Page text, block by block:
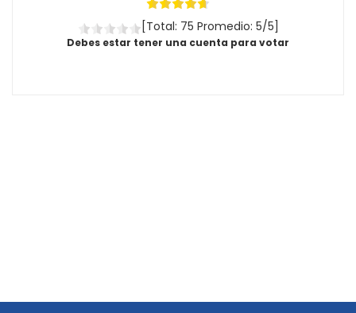
[Total: 75 Promedio: 5/5]
Debes estar tener una cuenta para votar